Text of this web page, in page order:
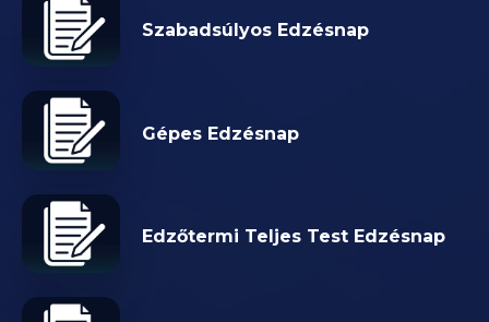
Szabadsúlyos Edzésnap
Gépes Edzésnap
Edzőtermi Teljes Test Edzésnap